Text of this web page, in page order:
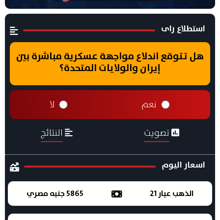
استطلاع راى
هل تتوقع اندلاع مواجهة عسكرية مباشرة بين
إيران والولايات المتحدة؟
نعم لا
تصويت النتائج
اسعار اليوم
الذهب عيار 21 5865 جنيه مصري